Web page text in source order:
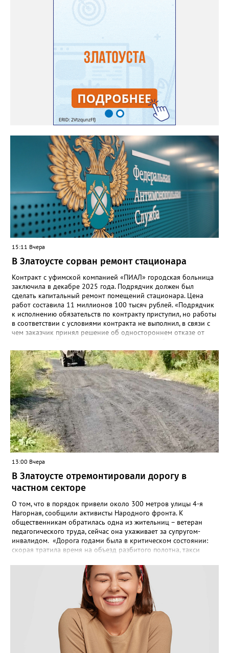
15:11 Вчера
В Златоусте сорван ремонт стационара
Контракт с уфимской компанией «ПИАЛ» городская больница
заключила в декабре 2025 года. Подрядчик должен был
сделать капитальный ремонт помещений стационара. Цена
работ составила 11 миллионов 100 тысяч рублей. «Подрядчик
к исполнению обязательств по контракту приступил, но работы
в соответствии с условиями контракта не выполнил, в связи с
чем заказчик принял решение об одностороннем отказе от
Челябинском УФАС. Антимонопольная служба приняла
решение включить ООО «ПИАЛ» в реестр недобросовестных
поставщиков. В чёрном списке уфимский подрядчик будет два
года.
13:00 Вчера
В Златоусте отремонтировали дорогу в
частном секторе
О том, что в порядок привели около 300 метров улицы 4-я
Нагорная, сообщили активисты Народного фронта. К
общественникам обратилась одна из жительниц – ветеран
педагогического труда, сейчас она ухаживает за супругом-
инвалидом. «Дорога годами была в критическом состоянии:
скорая тратила время на объезд разбитого полотна, такси
однажды реанимация не смогла добраться до больного.
Жители писали в администрацию города и другие инстанции,
пытались ремонтировать дорогу своими силами – всё тщетно»,
– рассказали в ОНФ. Общественники подчеркнули: именно
они добились, чтобы участок разровняли и отсыпали. Для
этого потребовалось обратиться в мэрию Златоуста.